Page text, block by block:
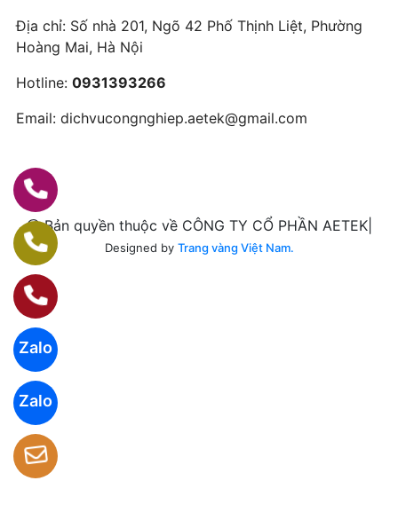
Zalo
Zalo
Địa chỉ: Số nhà 201, Ngõ 42 Phố Thịnh Liệt, Phường
Hoàng Mai, Hà Nội
Hotline: 0931393266
Email: dichvucongnghiep.aetek@gmail.com
@ Bản quyền thuộc về CÔNG TY CỔ PHẦN AETEK|
Designed by Trang vàng Việt Nam.